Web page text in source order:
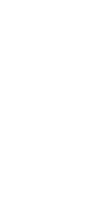
句話強調了紀律的重要
律」？「紀律」（拼音
一定的規則和原則，以
的規則，更是內心的一
持正確的行為，從而達
他在學習上取得了優異
續進步，達成目標。 為
能夠堅持不懈地追求目
成功的基石。 自我控制
避免陷入懶惰或不良習